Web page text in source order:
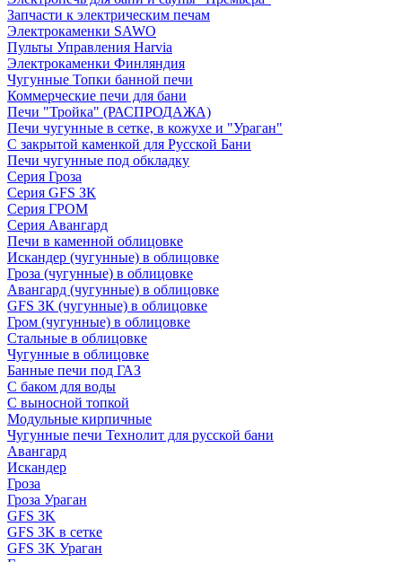
Запчасти к электрическим печам
Электрокаменки SAWO
Пульты Управления Harvia
Электрокаменки Финляндия
Чугунные Топки банной печи
Коммерческие печи для бани
Печи "Тройка" (РАСПРОДАЖА)
Печи чугунные в сетке, в кожухе и "Ураган"
С закрытой каменкой для Русской Бани
Печи чугунные под обкладку
Серия Гроза
Серия GFS ЗК
Серия ГРОМ
Серия Авангард
Печи в каменной облицовке
Искандер (чугунные) в облицовке
Гроза (чугунные) в облицовке
Авангард (чугунные) в облицовке
GFS ЗК (чугунные) в облицовке
Гром (чугунные) в облицовке
Стальные в облицовке
Чугунные в облицовке
Банные печи под ГАЗ
С баком для воды
С выносной топкой
Модульные кирпичные
Чугунные печи Технолит для русской бани
Авангард
Искандер
Гроза
Гроза Ураган
GFS 3K
GFS 3K в сетке
GFS 3K Ураган